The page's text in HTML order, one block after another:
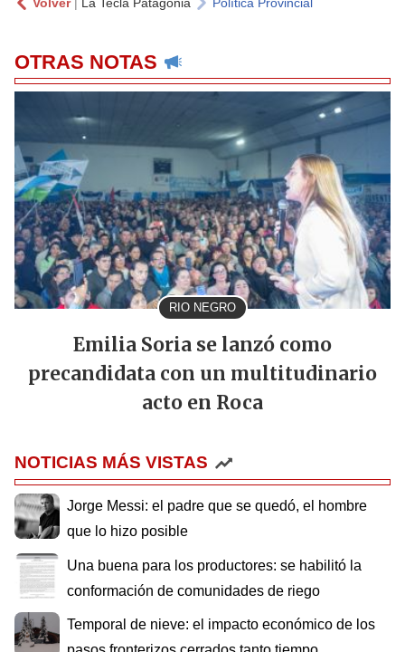
OTRAS NOTAS
RIO NEGRO
Emilia Soria se lanzó como
precandidata con un multitudinario
acto en Roca
NOTICIAS MÁS VISTAS
Jorge Messi: el padre que se quedó, el hombre
que lo hizo posible
Una buena para los productores: se habilitó la
conformación de comunidades de riego
Temporal de nieve: el impacto económico de los